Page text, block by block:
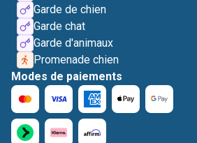
Garde de chien
Garde chat
Garde d'animaux
Promenade chien
Modes de paiements